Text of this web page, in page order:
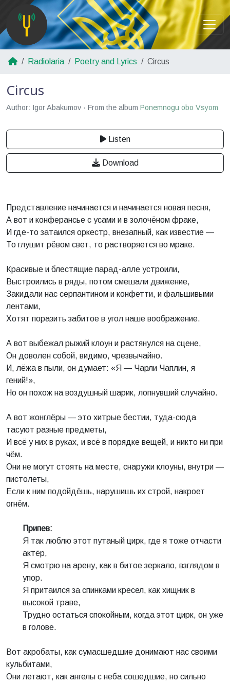
Radiolaria Poetry and Lyrics Circus
Circus
Author: Igor Abakumov · From the album Ponemnogu obo Vsyom
Listen
Download
Представление начинается и начинается новая песня,
А вот и конферансье с усами и в золочёном фраке,
И где-то затаился оркестр, внезапный, как известие —
То глушит рёвом свет, то растворяется во мраке.
Красивые и блестящие парад-алле устроили,
Выстроились в ряды, потом смешали движение,
Закидали нас серпантином и конфетти, и фальшивыми
лентами,
Хотят поразить забитое в угол наше воображение.
А вот выбежал рыжий клоун и растянулся на сцене,
Он доволен собой, видимо, чрезвычайно.
И, лёжа в пыли, он думает: «Я — Чарли Чаплин, я
гений!»,
Но он похож на воздушный шарик, лопнувший случайно.
А вот жонглёры — это хитрые бестии, туда-сюда
тасуют разные предметы,
И всё у них в руках, и всё в порядке вещей, и никто ни при
чём.
Они не могут стоять на месте, снаружи клоуны, внутри —
пистолеты,
Если к ним подойдёшь, нарушишь их строй, накроет
огнём.
Припев:
Я так люблю этот путаный цирк, где я тоже отчасти
актёр,
Я смотрю на арену, как в битое зеркало, взглядом в
упор.
Я притаился за спинками кресел, как хищник в
высокой траве,
Трудно остаться спокойным, когда этот цирк, он уже
в голове.
Вот акробаты, как сумасшедшие донимают нас своими
кульбитами,
Они летают, как ангелы с неба сошедшие, но сильно